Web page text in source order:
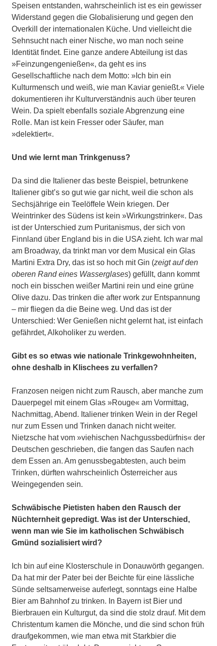
Speisen entstanden, wahrscheinlich ist es ein gewisser
Widerstand gegen die Globalisierung und gegen den
Overkill der internationalen Küche. Und vielleicht die
Sehnsucht nach einer Nische, wo man noch seine
Identität findet. Eine ganze andere Abteilung ist das
»Feinzungengenießen«, da geht es ins
Gesellschaftliche nach dem Motto: »Ich bin ein
Kulturmensch und weiß, wie man Kaviar genießt.« Viele
dokumentieren ihr Kulturverständnis auch über teuren
Wein. Da spielt ebenfalls soziale Abgrenzung eine
Rolle. Man ist kein Fresser oder Säufer, man
»delektiert«.
Und wie lernt man Trinkgenuss?
Da sind die Italiener das beste Beispiel, betrunkene
Italiener gibt’s so gut wie gar nicht, weil die schon als
Sechsjährige ein Teelöffele Wein kriegen. Der
Weintrinker des Südens ist kein »Wirkungstrinker«. Das
ist der Unterschied zum Puritanismus, der sich von
Finnland über England bis in die USA zieht. Ich war mal
am Broadway, da trinkt man vor dem Musical ein Glas
Martini Extra Dry, das ist so hoch mit Gin (zeigt auf den
oberen Rand eines Wasserglases) gefüllt, dann kommt
noch ein bisschen weißer Martini rein und eine grüne
Olive dazu. Das trinken die after work zur Entspannung
– mir fliegen da die Beine weg. Und das ist der
Unterschied: Wer Genießen nicht gelernt hat, ist einfach
gefährdet, Alkoholiker zu werden.
Gibt es so etwas wie nationale Trinkgewohnheiten,
ohne deshalb in Klischees zu verfallen?
Franzosen neigen nicht zum Rausch, aber manche zum
Dauerpegel mit einem Glas »Rouge« am Vormittag,
Nachmittag, Abend. Italiener trinken Wein in der Regel
nur zum Essen und Trinken danach nicht weiter.
Nietzsche hat vom »viehischen Nachgussbedürfnis« der
Deutschen geschrieben, die fangen das Saufen nach
dem Essen an. Am genussbegabtesten, auch beim
Trinken, dürften wahrscheinlich Österreicher aus
Weingegenden sein.
Schwäbische Pietisten haben den Rausch der
Nüchternheit gepredigt. Was ist der Unterschied,
wenn man wie Sie im katholischen Schwäbisch
Gmünd sozialisiert wird?
Ich bin auf eine Klosterschule in Donauwörth gegangen.
Da hat mir der Pater bei der Beichte für eine lässliche
Sünde seltsamerweise auferlegt, sonntags eine Halbe
Bier am Bahnhof zu trinken. In Bayern ist Bier und
Bierbrauen ein Kulturgut, da sind die stolz drauf. Mit dem
Christentum kamen die Mönche, und die sind schon früh
draufgekommen, wie man etwa mit Starkbier die